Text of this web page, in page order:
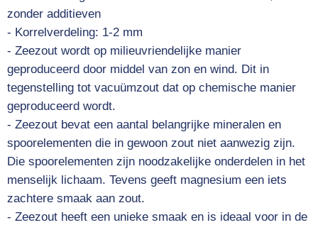
zonder additieven
- Korrelverdeling: 1-2 mm
- Zeezout wordt op milieuvriendelijke manier
geproduceerd door middel van zon en wind. Dit in
tegenstelling tot vacuümzout dat op chemische manier
geproduceerd wordt.
- Zeezout bevat een aantal belangrijke mineralen en
spoorelementen die in gewoon zout niet aanwezig zijn.
Die spoorelementen zijn noodzakelijke onderdelen in het
menselijk lichaam. Tevens geeft magnesium een iets
zachtere smaak aan zout.
- Zeezout heeft een unieke smaak en is ideaal voor in de